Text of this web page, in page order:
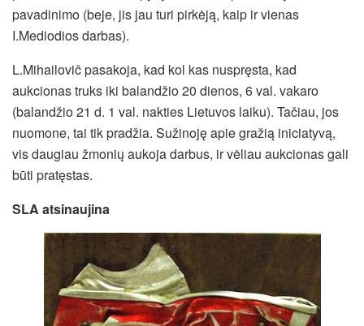
pavadinimo (beje, jis jau turi pirkėją, kaip ir vienas
I.Mediodios darbas).
L.Mihailovič pasakoja, kad kol kas nuspręsta, kad
aukcionas truks iki balandžio 20 dienos, 6 val. vakaro
(balandžio 21 d. 1 val. nakties Lietuvos laiku). Tačiau, jos
nuomone, tai tik pradžia. Sužinoję apie gražią iniciatyvą,
vis daugiau žmonių aukoja darbus, ir vėliau aukcionas gali
būti pratęstas.
SLA atsinaujina